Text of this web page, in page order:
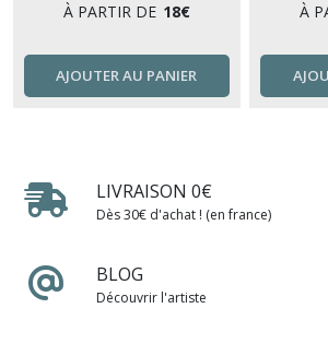
À PARTIR DE 18€
AJOUTER AU PANIER
À
LIVRAISON 0€
Dès 30€ d'achat ! (en france)
BLOG
Découvrir l'artiste